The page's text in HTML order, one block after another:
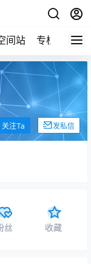
间站 专栏
关注Ta 发私信
丝 收藏